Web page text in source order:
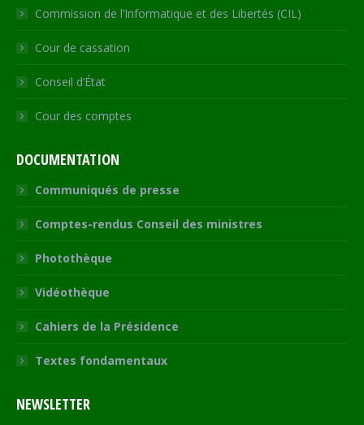
Commission de l’Informatique et des Libertés (CIL)
Cour de cassation
Conseil d’État
Cour des comptes
DOCUMENTATION
Communiqués de presse
Comptes-rendus Conseil des ministres
Photothèque
Vidéothèque
Cahiers de la Présidence
Textes fondamentaux
NEWSLETTER